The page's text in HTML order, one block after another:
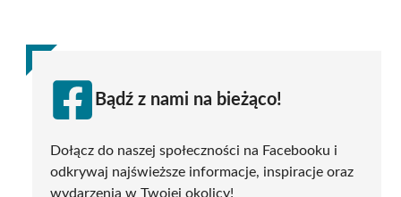
Bądź z nami na bieżąco!
Dołącz do naszej społeczności na Facebooku i
odkrywaj najświeższe informacje, inspiracje oraz
wydarzenia w Twojej okolicy!